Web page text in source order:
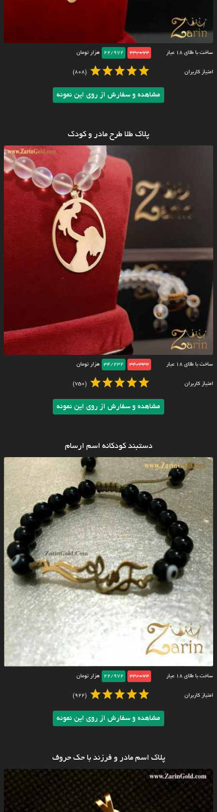
ساخت با طلای ۱۸ عیار 23/072
22/972 هزار تومان
امتیاز کاربران (808)
مشاهده و سفارش از روی این نمونه
پلاک طلا طرح مادر و کودک
ساخت با طلای ۱۸ عیار 34/332
34/232 هزار تومان
امتیاز کاربران (750)
مشاهده و سفارش از روی این نمونه
دستبند کودکانه اسم ارسام
ساخت با طلای ۱۸ عیار 23/072
22/972 هزار تومان
امتیاز کاربران (922)
مشاهده و سفارش از روی این نمونه
پلاک اسم مادر و فرزند با حک حروف